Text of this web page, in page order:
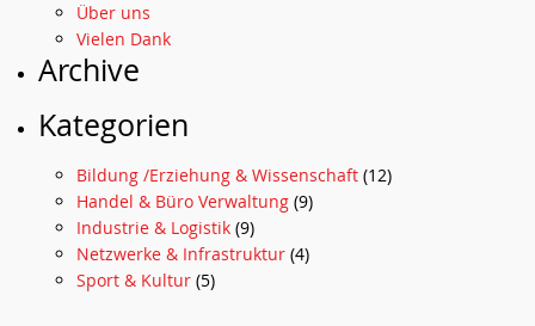
Über uns
Vielen Dank
Archive
Kategorien
Bildung /Erziehung & Wissenschaft (12)
Handel & Büro Verwaltung (9)
Industrie & Logistik (9)
Netzwerke & Infrastruktur (4)
Sport & Kultur (5)